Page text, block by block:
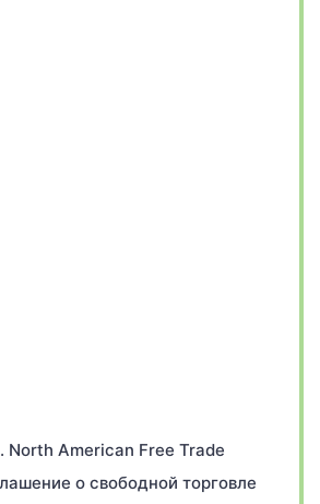
North American Free Trade
о свободной торговле